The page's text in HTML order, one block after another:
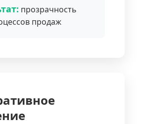
прозрачность
продаж